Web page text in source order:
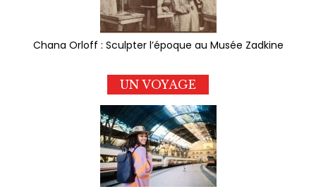
Chana Orloff : Sculpter l’époque au Musée Zadkine
UN VOYAGE